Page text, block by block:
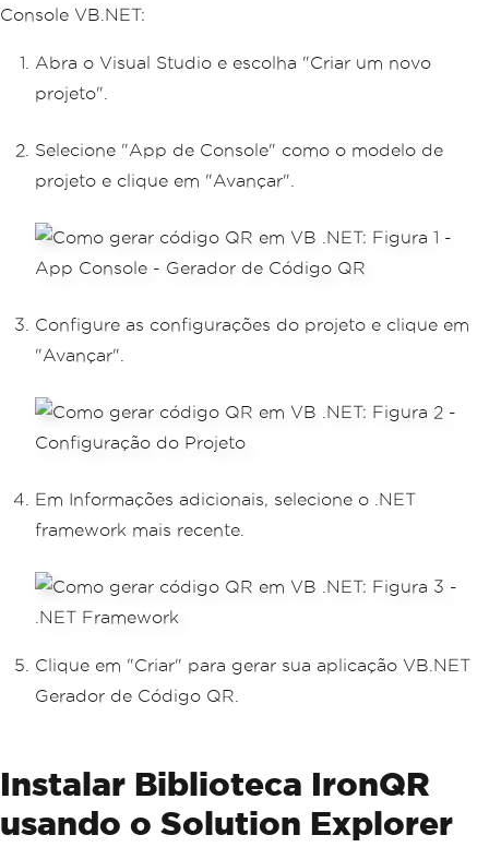
Console VB.NET:
Abra o Visual Studio e escolha "Criar um novo
projeto".
Selecione "App de Console" como o modelo de
projeto e clique em "Avançar".
Configure as configurações do projeto e clique em
"Avançar".
Em Informações adicionais, selecione o .NET
framework mais recente.
Clique em "Criar" para gerar sua aplicação VB.NET
Gerador de Código QR.
Instalar Biblioteca IronQR
usando o Solution Explorer